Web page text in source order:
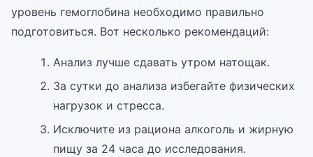
уровень гемоглобина необходимо правильно
подготовиться. Вот несколько рекомендаций:
Анализ лучше сдавать утром натощак.
За сутки до анализа избегайте физических
нагрузок и стресса.
Исключите из рациона алкоголь и жирную
пищу за 24 часа до исследования.